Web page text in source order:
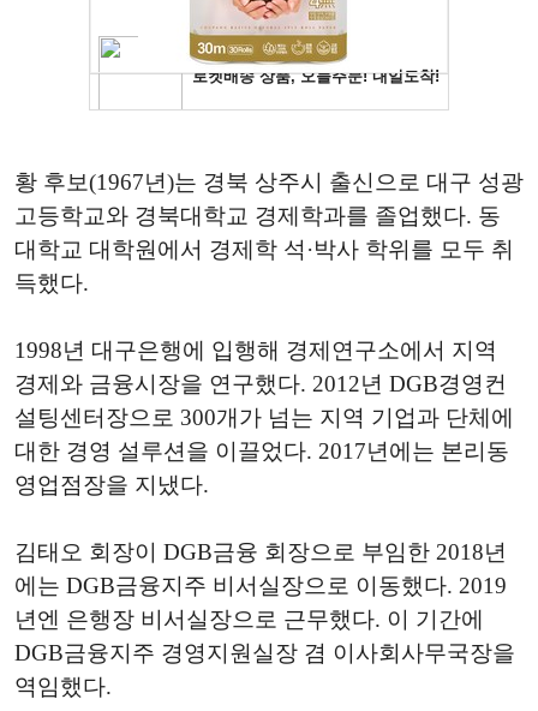
황 후보(1967년)는 경북 상주시 출신으로 대구 성광
고등학교와 경북대학교 경제학과를 졸업했다. 동
대학교 대학원에서 경제학 석·박사 학위를 모두 취
득했다.
1998년 대구은행에 입행해 경제연구소에서 지역
경제와 금융시장을 연구했다. 2012년 DGB경영컨
설팅센터장으로 300개가 넘는 지역 기업과 단체에
대한 경영 설루션을 이끌었다. 2017년에는 본리동
영업점장을 지냈다.
김태오 회장이 DGB금융 회장으로 부임한 2018년
에는 DGB금융지주 비서실장으로 이동했다. 2019
년엔 은행장 비서실장으로 근무했다. 이 기간에
DGB금융지주 경영지원실장 겸 이사회사무국장을
역임했다.